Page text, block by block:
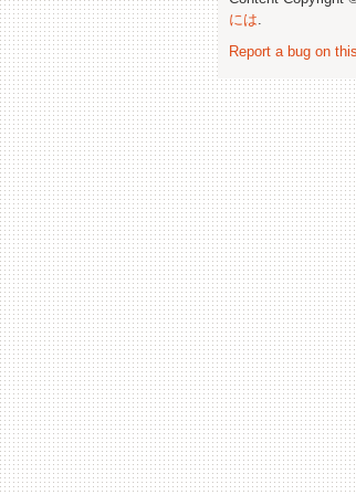
には.
Report a bug on